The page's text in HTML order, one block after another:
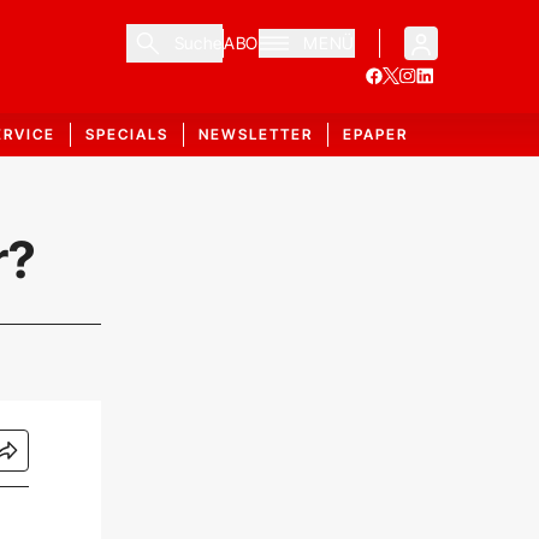
ABO
SPECIALS NEWSLETTER EPAPER